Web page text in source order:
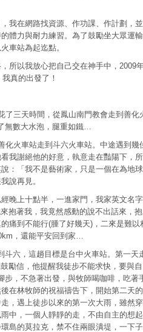
我在網路找資源、作功課、作計劃，並
體力與耐力練習。為了鼓勵坐大眾運輸
車站為起迄點。
所以我放心把自己交在神手中，2009
真的出發了！
了三天時間，從鳳山南門教會走到善化
無數大水泡，腿重如鐵…
化火車站走到斗六火車站。中途遇到幾
我謝絕他的好意，執意走在豔陽下，所
：「我不是藝術家，只是一個在為地球
說再見。
晚上十點半，一進家門，我家英文名字
抱著我，我竟然感動的說不出話來，抱
痛到不能行(腫了好幾天)，二來是難以
，還能平安回到家…
斗六，這趟目標是台中火車站。第一天
勵信，他提醒我徒步不能求快，要與自
步，不急著出發，與牧師喝咖啡，吃著
在林牧師的祝福禱告下，開始第二天的
，遇上徒步以來的第一次大雨，雖然穿
中，一個人靜靜的走，不由自主的想起
島的莫拉克，禁不住兩眼潰堤，一下子